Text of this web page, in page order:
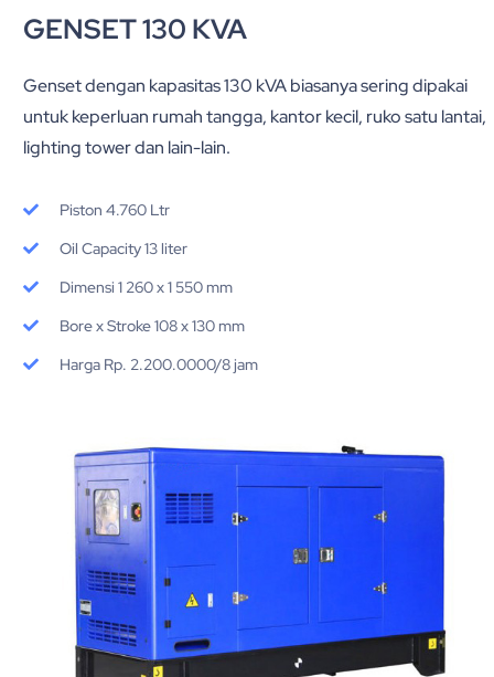
GENSET 130 KVA
Genset dengan kapasitas 130 kVA biasanya sering dipakai
untuk keperluan rumah tangga, kantor kecil, ruko satu lantai,
lighting tower dan lain-lain.
Piston 4.760 Ltr
Oil Capacity 13 liter
Dimensi 1 260 x 1 550 mm
Bore x Stroke 108 x 130 mm
Harga Rp. 2.200.0000/8 jam